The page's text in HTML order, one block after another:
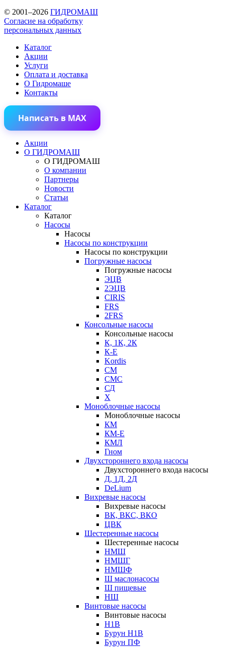
© 2001–2026 ГИДРОМАШ
Согласие на обработку
персональных данных
Каталог
Акции
Услуги
Оплата и доставка
О Гидромаше
Контакты
Написать в MAX
Акции
О ГИДРОМАШ
О ГИДРОМАШ
О компании
Партнеры
Новости
Статьи
Каталог
Каталог
Насосы
Насосы
Насосы по конструкции
Насосы по конструкции
Погружные насосы
Погружные насосы
ЭЦВ
2ЭЦВ
CIRIS
FRS
2FRS
Консольные насосы
Консольные насосы
К, 1К, 2К
К-Е
Kordis
СМ
СМС
СД
Х
Моноблочные насосы
Моноблочные насосы
КМ
КМ-Е
КМЛ
Гном
Двухстороннего входа насосы
Двухстороннего входа насосы
Д, 1Д, 2Д
DeLium
Вихревые насосы
Вихревые насосы
ВК, ВКС, ВКО
ЦВК
Шестеренные насосы
Шестеренные насосы
НМШ
НМШГ
НМШФ
Ш маслонасосы
Ш пищевые
НШ
Винтовые насосы
Винтовые насосы
Н1В
Бурун Н1В
Бурун ПФ